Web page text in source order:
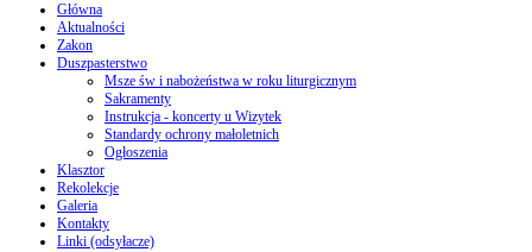
Główna
Aktualności
Zakon
Duszpasterstwo
Msze św i nabożeństwa w roku liturgicznym
Sakramenty
Instrukcja - koncerty u Wizytek
Standardy ochrony małoletnich
Ogłoszenia
Klasztor
Rekolekcje
Galeria
Kontakty
Linki (odsyłacze)